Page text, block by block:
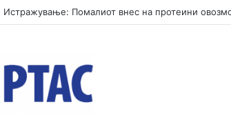
Истражување: Помалиот внес на протеини